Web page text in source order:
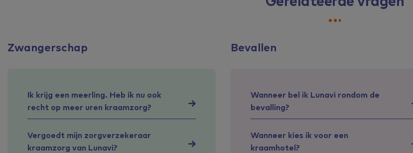
Zwangerschap
Ik krijg een meerling. Heb ik nu ook
recht op meer uren kraamzorg?
Vergoedt mijn zorgverzekeraar
kraamzorg van Lunavi?
Bevallen
Wanneer bel ik Lunavi rondom de
bevalling?
Wanneer kies ik voor een
kraamhotel?